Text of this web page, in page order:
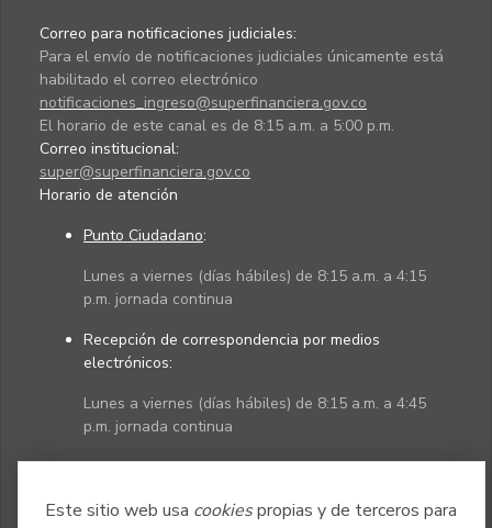
Este sitio web usa cookiespropias y de terceros para
Correo para notificaciones judiciales:
Para el envío de notificaciones judiciales únicamente está
habilitado el correo electrónico
notificaciones_ingreso@superfinanciera.gov.co
El horario de este canal es de 8:15 a.m. a 5:00 p.m.
Correo institucional:
super@superfinanciera.gov.co
Horario de atención
Punto Ciudadano:
Lunes a viernes (días hábiles) de 8:15 a.m. a 4:15
p.m. jornada continua
Recepción de correspondencia por medios
electrónicos:
Lunes a viernes (días hábiles) de 8:15 a.m. a 4:45
p.m. jornada continua